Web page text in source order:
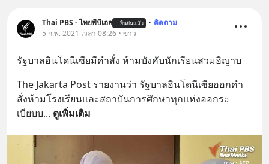
Thai PBS - ไทยพีบีเอส ยืนยันแล้ว • ติดตาม
5 ก.พ. 2021 เวลา 08:26 • ข่าว
รัฐบาลอินโดนีเซียมีคำสั่ง ห้ามบังคับนักเรียนสวมฮิญาบ
The Jakarta Post รายงานว่า รัฐบาลอินโดนีเซียออกคำ
สั่งห้ามโรงเรียนและสถาบันการศึกษาทุกแห่งออกระ
เบียบบ... ดูเพิ่มเติม